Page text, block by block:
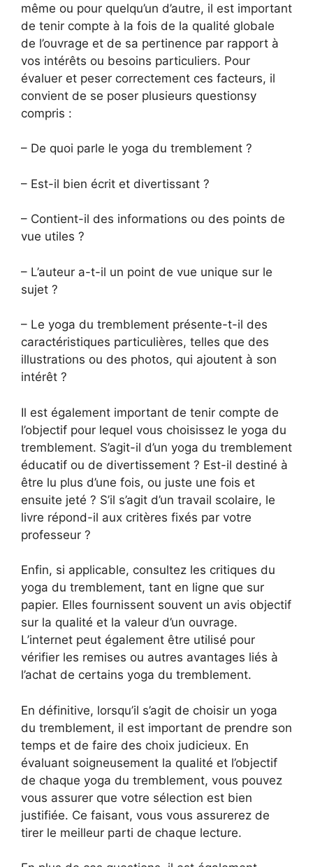
même ou pour quelqu’un d’autre, il est important
de tenir compte à la fois de la qualité globale
de l’ouvrage et de sa pertinence par rapport à
vos intérêts ou besoins particuliers. Pour
évaluer et peser correctement ces facteurs, il
convient de se poser plusieurs questionsy
compris :
– De quoi parle le yoga du tremblement ?
– Est-il bien écrit et divertissant ?
– Contient-il des informations ou des points de
vue utiles ?
– L’auteur a-t-il un point de vue unique sur le
sujet ?
– Le yoga du tremblement présente-t-il des
caractéristiques particulières, telles que des
illustrations ou des photos, qui ajoutent à son
intérêt ?
Il est également important de tenir compte de
l’objectif pour lequel vous choisissez le yoga du
tremblement. S’agit-il d’un yoga du tremblement
éducatif ou de divertissement ? Est-il destiné à
être lu plus d’une fois, ou juste une fois et
ensuite jeté ? S’il s’agit d’un travail scolaire, le
livre répond-il aux critères fixés par votre
professeur ?
Enfin, si applicable, consultez les critiques du
yoga du tremblement, tant en ligne que sur
papier. Elles fournissent souvent un avis objectif
sur la qualité et la valeur d’un ouvrage.
L’internet peut également être utilisé pour
vérifier les remises ou autres avantages liés à
l’achat de certains yoga du tremblement.
En définitive, lorsqu’il s’agit de choisir un yoga
du tremblement, il est important de prendre son
temps et de faire des choix judicieux. En
évaluant soigneusement la qualité et l’objectif
de chaque yoga du tremblement, vous pouvez
vous assurer que votre sélection est bien
justifiée. Ce faisant, vous vous assurerez de
tirer le meilleur parti de chaque lecture.